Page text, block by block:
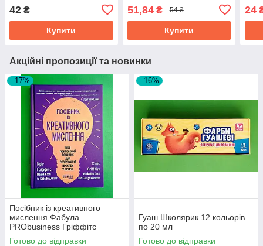
42 ₴
Купити
51,84₴ 54 ₴
Купити
24
Акційні пропозиції та новинки
–17%
Посібник із креативного
мислення Фабула
PRObusiness Гріффітс
фіолетова
Готово до відправки
–16%
Гуаш Школярик 12 кольорів
по 20 мл
Готово до відправки